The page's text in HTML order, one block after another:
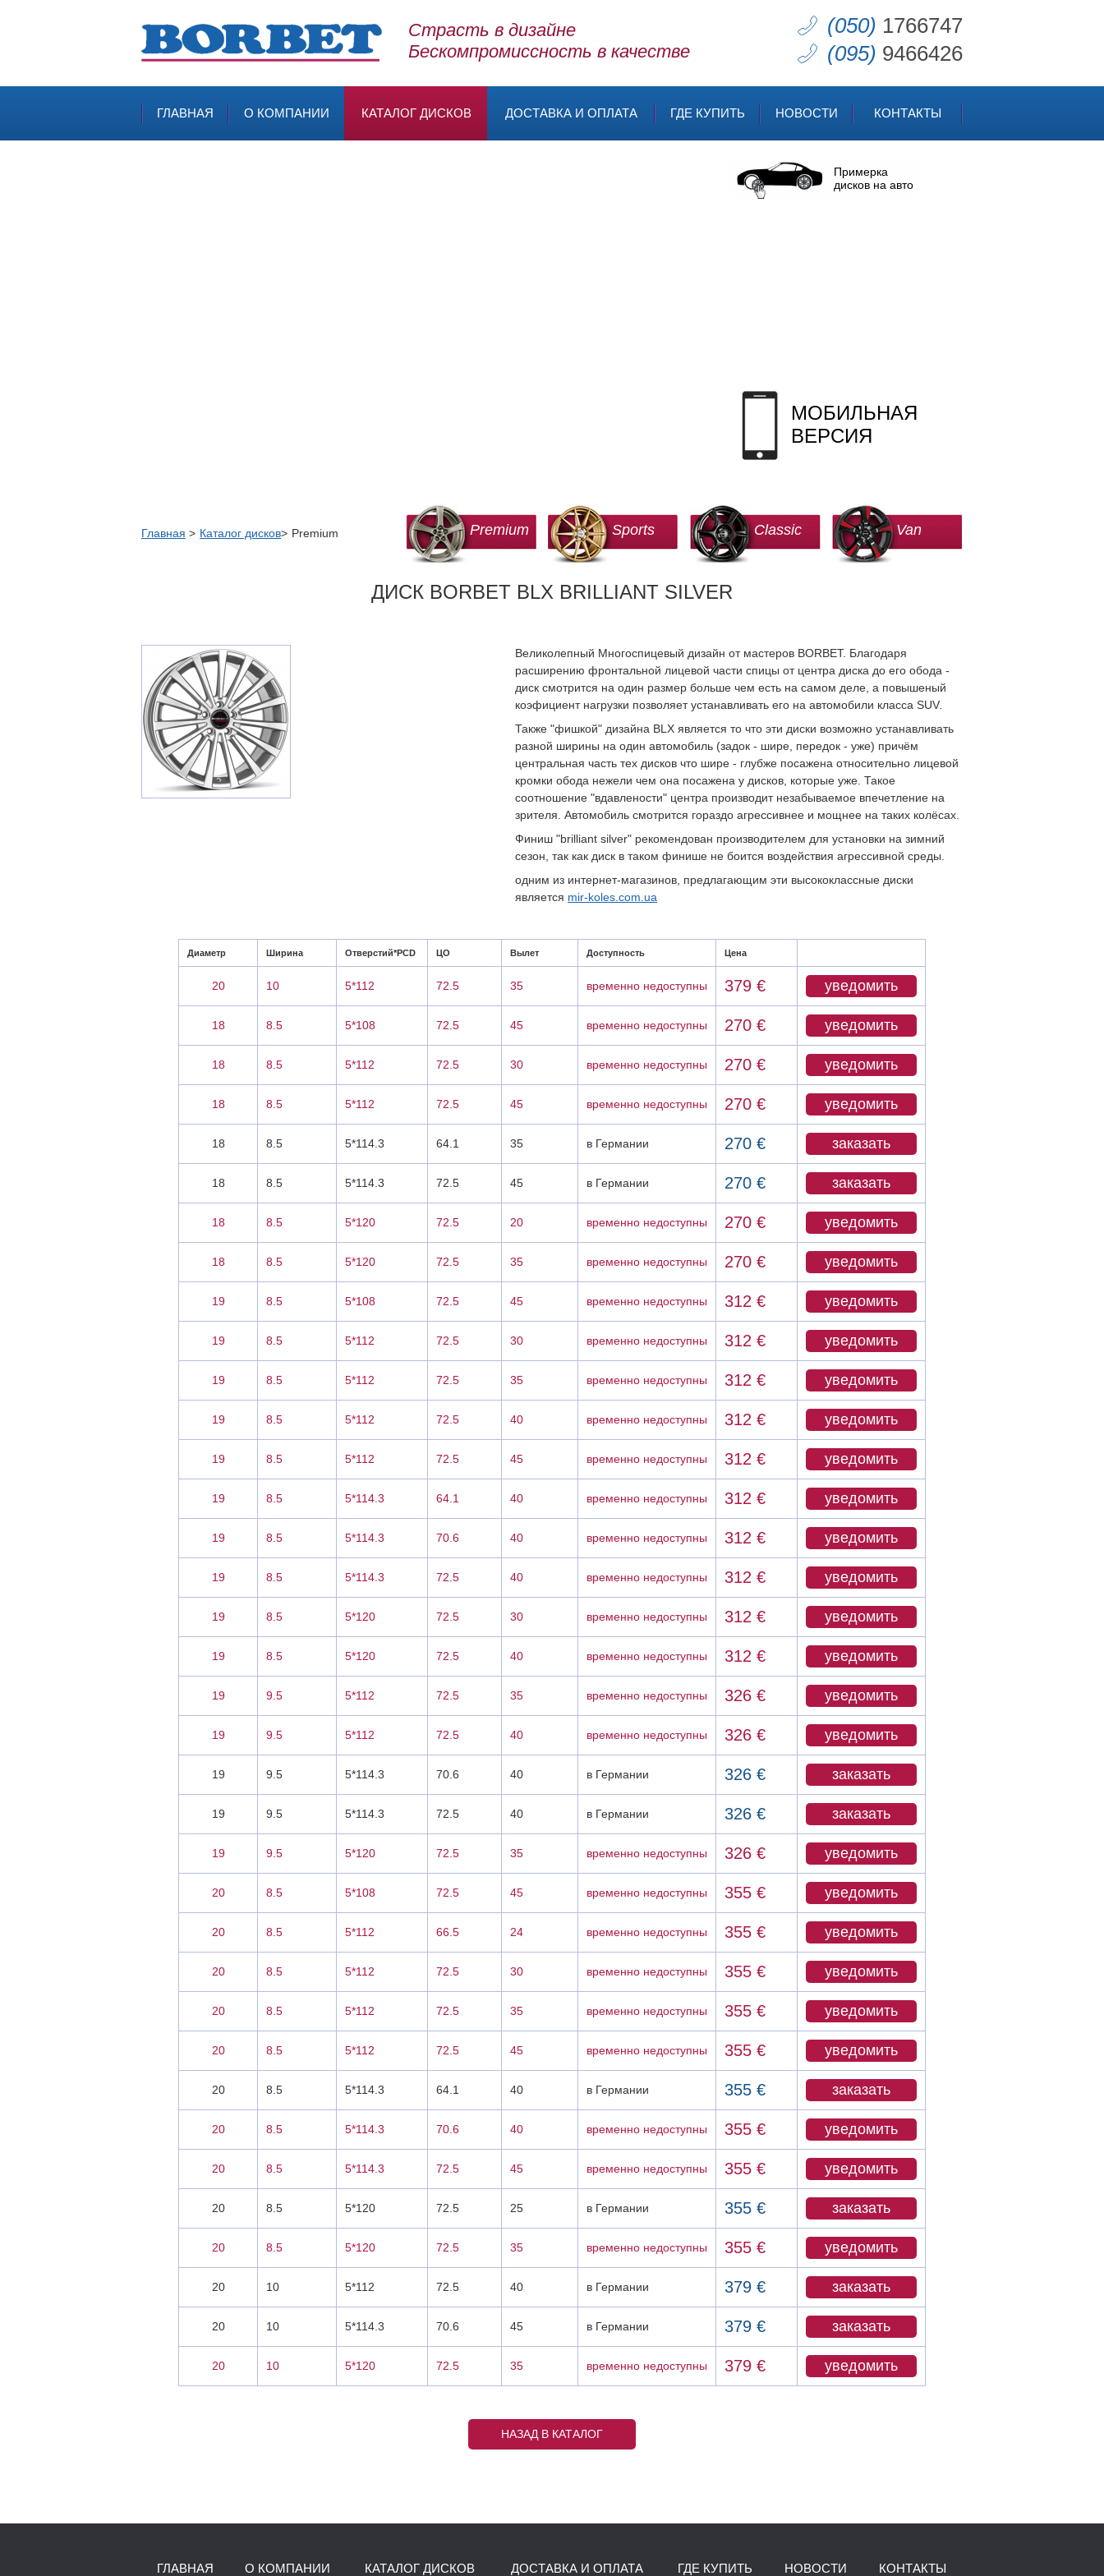
Страсть в дизайне
Бескомпромиссность в качестве
(050) 1766747
(095) 9466426
ГЛАВНАЯ О КОМПАНИИ КАТАЛОГ ДИСКОВ ДОСТАВКА И ОПЛАТА ГДЕ КУПИТЬ НОВОСТИ КОНТАКТЫ
Примерка
дисков на авто
МОБИЛЬНАЯ
ВЕРСИЯ
Главная Каталог дисков Premium Premium Sports Classic Van
ДИСК BORBET BLX BRILLIANT SILVER
Великолепный Многоспицевый дизайн от мастеров BORBET. Благодаря
расширению фронтальной лицевой части спицы от центра диска до его обода -
диск смотрится на один размер больше чем есть на самом деле, а повышеный
коэфициент нагрузки позволяет устанавливать его на автомобили класса SUV.
Также "фишкой" дизайна BLX является то что эти диски возможно устанавливать
разной ширины на один автомобиль (задок - шире, передок - уже) причём
центральная часть тех дисков что шире - глубже посажена относительно лицевой
кромки обода нежели чем она посажена у дисков, которые уже. Такое
соотношение "вдавлености" центра производит незабываемое впечетление на
зрителя. Автомобиль смотрится гораздо агрессивнее и мощнее на таких колёсах.
Финиш "brilliant silver" рекомендован производителем для установки на зимний
сезон, так как диск в таком финише не боится воздействия агрессивной среды.
одним из интернет-магазинов, предлагающим эти высококлассные диски
является mir-koles.com.ua
Диаметр Ширина Отверстий*PCD ЦО Вылет Доступность Цена
20 10 5*112 72.5 35 временно недоступны 379 € уведомить
18 8.5 5*108 72.5 45 временно недоступны 270 € уведомить
18 8.5 5*112 72.5 30 временно недоступны 270 € уведомить
18 8.5 5*112 72.5 45 временно недоступны 270 € уведомить
18 8.5 5*114.3 64.1 35 в Германии 270 € заказать
18 8.5 5*114.3 72.5 45 в Германии 270 € заказать
18 8.5 5*120 72.5 20 временно недоступны 270 € уведомить
18 8.5 5*120 72.5 35 временно недоступны 270 € уведомить
19 8.5 5*108 72.5 45 временно недоступны 312 € уведомить
19 8.5 5*112 72.5 30 временно недоступны 312 € уведомить
19 8.5 5*112 72.5 35 временно недоступны 312 € уведомить
19 8.5 5*112 72.5 40 временно недоступны 312 € уведомить
19 8.5 5*112 72.5 45 временно недоступны 312 € уведомить
19 8.5 5*114.3 64.1 40 временно недоступны 312 € уведомить
19 8.5 5*114.3 70.6 40 временно недоступны 312 € уведомить
19 8.5 5*114.3 72.5 40 временно недоступны 312 € уведомить
19 8.5 5*120 72.5 30 временно недоступны 312 € уведомить
19 8.5 5*120 72.5 40 временно недоступны 312 € уведомить
19 9.5 5*112 72.5 35 временно недоступны 326 € уведомить
19 9.5 5*112 72.5 40 временно недоступны 326 € уведомить
19 9.5 5*114.3 70.6 40 в Германии 326 € заказать
19 9.5 5*114.3 72.5 40 в Германии 326 € заказать
19 9.5 5*120 72.5 35 временно недоступны 326 € уведомить
20 8.5 5*108 72.5 45 временно недоступны 355 € уведомить
20 8.5 5*112 66.5 24 временно недоступны 355 € уведомить
20 8.5 5*112 72.5 30 временно недоступны 355 € уведомить
20 8.5 5*112 72.5 35 временно недоступны 355 € уведомить
20 8.5 5*112 72.5 45 временно недоступны 355 € уведомить
20 8.5 5*114.3 64.1 40 в Германии 355 € заказать
20 8.5 5*114.3 70.6 40 временно недоступны 355 € уведомить
20 8.5 5*114.3 72.5 45 временно недоступны 355 € уведомить
20 8.5 5*120 72.5 25 в Германии 355 € заказать
20 8.5 5*120 72.5 35 временно недоступны 355 € уведомить
20 10 5*112 72.5 40 в Германии 379 € заказать
20 10 5*114.3 70.6 45 в Германии 379 € заказать
20 10 5*120 72.5 35 временно недоступны 379 € уведомить
НАЗАД В КАТАЛОГ
ГЛАВНАЯ О КОМПАНИИ КАТАЛОГ ДИСКОВ ДОСТАВКА И ОПЛАТА ГДЕ КУПИТЬ НОВОСТИ КОНТАКТЫ